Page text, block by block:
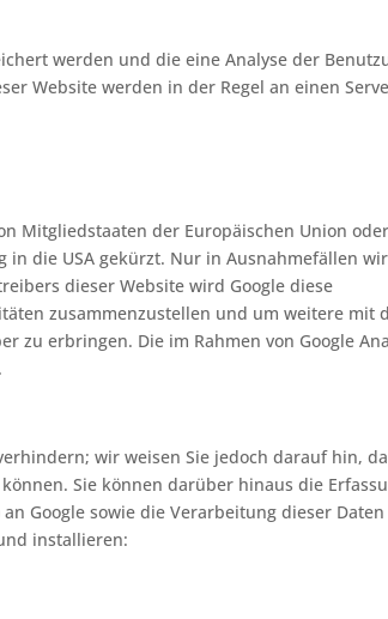
werden und die eine Analyse der
Website werden in der Regel an einen
Mitgliedstaaten der Europäischen Union
die USA gekürzt. Nur in Ausnahmefällen
dieser Website wird Google diese
zusammenzustellen und um weitere mit
zu erbringen. Die im Rahmen von Google
wir weisen Sie jedoch darauf hin,
Sie können darüber hinaus die
Google sowie die Verarbeitung dieser
installieren: